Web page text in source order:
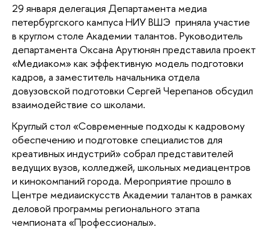
29 января делегация Департамента медиа
петербургского кампуса НИУ ВШЭ приняла участие
в круглом столе Академии талантов. Руководитель
департамента Оксана Арутюнян представила проект
«Медиаком» как эффективную модель подготовки
кадров, а заместитель начальника отдела
довузовской подготовки Сергей Черепанов обсудил
взаимодействие со школами.
Круглый стол «Современные подходы к кадровому
обеспечению и подготовке специалистов для
креативных индустрий» собрал представителей
ведущих вузов, колледжей, школьных медиацентров
и кинокомпаний города. Мероприятие прошло в
Центре медиаискусств Академии талантов в рамках
деловой программы регионального этапа
чемпионата «Профессионалы».